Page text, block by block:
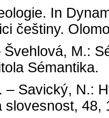
In
češtiny.
M.:
Sémantika.
– Savický, N.:
slovesnost, 48,